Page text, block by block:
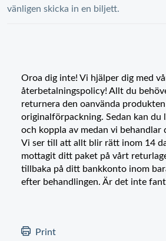
vänligen skicka in en biljett.
Oroa dig inte! Vi hjälper dig med
återbetalningspolicy! Allt du
returnera den oanvända
originalförpackning. Sedan kan du
och koppla av medan vi behandlar
Vi ser till att allt blir rätt inom 14
mottagit ditt paket på vårt
tillbaka på ditt bankkonto inom
efter behandlingen. Är det inte
Print